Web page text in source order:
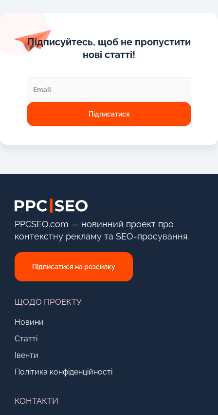
Підписуйтесь, щоб не пропустити
нові статті!
PPCSEO.com — новинний проект про
контекстну рекламу та SEO-просування.
Підписатися на розсилку
ЩОДО ПРОЕКТУ
Новини
Статті
Івенти
Політика конфіденційності
КОНТАКТИ